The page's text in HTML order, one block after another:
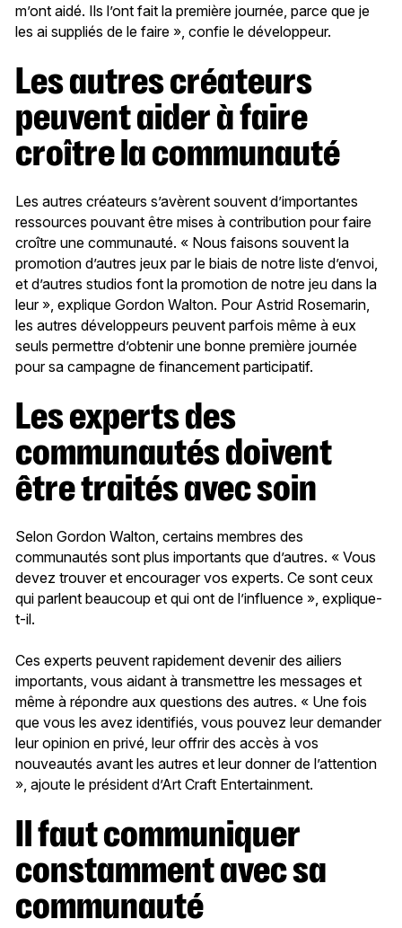
m’ont aidé. Ils l’ont fait la première journée, parce que je
les ai suppliés de le faire », confie le développeur.
Les autres créateurs
peuvent aider à faire
croître la communauté
Les autres créateurs s’avèrent souvent d’importantes
ressources pouvant être mises à contribution pour faire
croître une communauté. « Nous faisons souvent la
promotion d’autres jeux par le biais de notre liste d’envoi,
et d’autres studios font la promotion de notre jeu dans la
leur », explique Gordon Walton. Pour Astrid Rosemarin,
les autres développeurs peuvent parfois même à eux
seuls permettre d’obtenir une bonne première journée
pour sa campagne de financement participatif.
Les experts des
communautés doivent
être traités avec soin
Selon Gordon Walton, certains membres des
communautés sont plus importants que d’autres. « Vous
devez trouver et encourager vos experts. Ce sont ceux
qui parlent beaucoup et qui ont de l’influence », explique-
t-il.
Ces experts peuvent rapidement devenir des ailiers
importants, vous aidant à transmettre les messages et
même à répondre aux questions des autres. « Une fois
que vous les avez identifiés, vous pouvez leur demander
leur opinion en privé, leur offrir des accès à vos
nouveautés avant les autres et leur donner de l’attention
», ajoute le président d’Art Craft Entertainment.
Il faut communiquer
constamment avec sa
communauté